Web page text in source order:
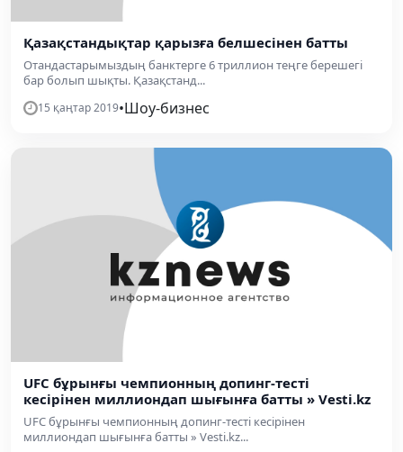
Қазақстандықтар қарызға белшесінен батты
Отандастарымыздың банктерге 6 триллион теңге берешегі
бар болып шықты. Қазақстанд...
15 қаңтар 2019•Шоу-бизнес
UFC бұрынғы чемпионның допинг-тесті
кесірінен миллиондап шығынға батты » Vesti.kz
UFC бұрынғы чемпионның допинг-тесті кесірінен
миллиондап шығынға батты » Vesti.kz...